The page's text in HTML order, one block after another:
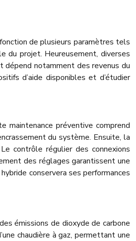
de plusieurs paramètres tels
du projet. Heureusement, diverses
dépend notamment des revenus du
d’aide disponibles et d’étudier
maintenance préventive comprend
du système. Ensuite, la
contrôle régulier des connexions
des réglages garantissent une
conservera ses performances
émissions de dioxyde de carbone
chaudière à gaz, permettant une